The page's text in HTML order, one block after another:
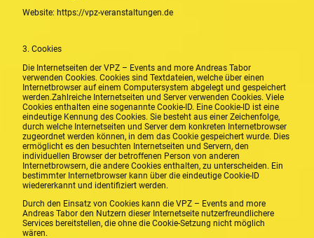
Website: https://vpz-veranstaltungen.de
3. Cookies
Die Internetseiten der VPZ – Events and more Andreas Tabor
verwenden Cookies. Cookies sind Textdateien, welche über einen
Internetbrowser auf einem Computersystem abgelegt und gespeichert
werden.Zahlreiche Internetseiten und Server verwenden Cookies. Viele
Cookies enthalten eine sogenannte Cookie-ID. Eine Cookie-ID ist eine
eindeutige Kennung des Cookies. Sie besteht aus einer Zeichenfolge,
durch welche Internetseiten und Server dem konkreten Internetbrowser
zugeordnet werden können, in dem das Cookie gespeichert wurde. Dies
ermöglicht es den besuchten Internetseiten und Servern, den
individuellen Browser der betroffenen Person von anderen
Internetbrowsern, die andere Cookies enthalten, zu unterscheiden. Ein
bestimmter Internetbrowser kann über die eindeutige Cookie-ID
wiedererkannt und identifiziert werden.
Durch den Einsatz von Cookies kann die VPZ – Events and more
Andreas Tabor den Nutzern dieser Internetseite nutzerfreundlichere
Services bereitstellen, die ohne die Cookie-Setzung nicht möglich
wären.